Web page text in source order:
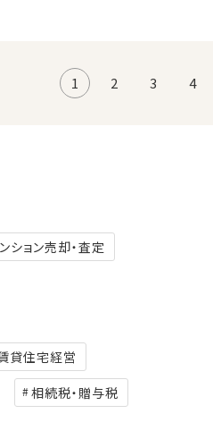
1 2 3 4
ション売却・査定
貸住宅経営
相続税・贈与税